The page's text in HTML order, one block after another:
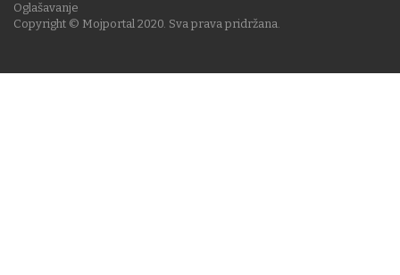
Copyright © Mojportal 2020. Sva prava pridržana.
Oglašavanje